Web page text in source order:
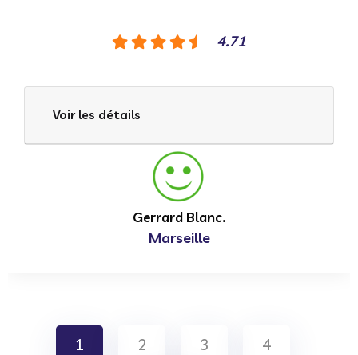
4.71
Voir les détails
Gerrard Blanc.
Marseille
1 2 3 4